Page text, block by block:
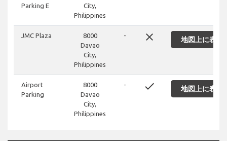
Parking E
City,
Philippines
JMC Plaza
8000
Davao
City,
Philippines
- close 地図上に表示
Airport
Parking
8000
Davao
City,
Philippines
- done 地図上に表示